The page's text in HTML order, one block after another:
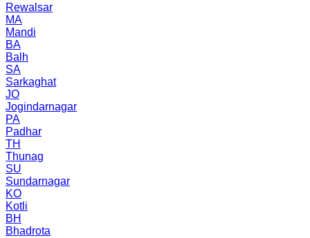
Rewalsar
MA
Mandi
BA
Balh
SA
Sarkaghat
JO
Jogindarnagar
PA
Padhar
TH
Thunag
SU
Sundarnagar
KO
Kotli
BH
Bhadrota